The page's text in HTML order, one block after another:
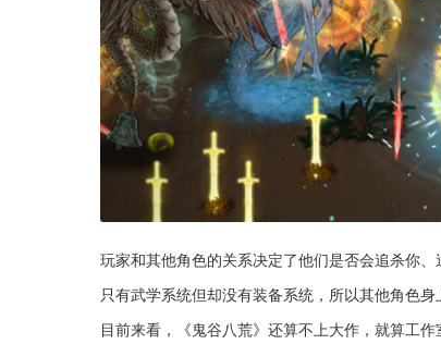
玩家和其他角色的关系决定了他们是否会追杀你
只有武学系统但却没有装备系统，所以其他角色
目前来看，《鬼谷八荒》还算不上大作，就算工